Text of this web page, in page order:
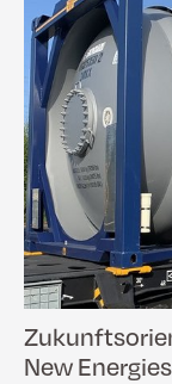
New Energies